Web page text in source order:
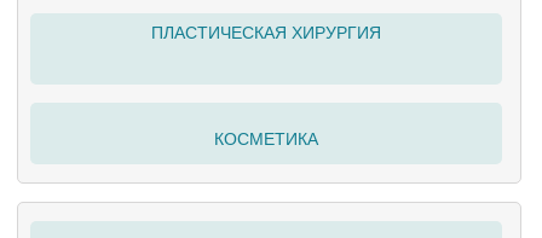
ПЛАСТИЧЕСКАЯ ХИРУРГИЯ
КОСМЕТИКА